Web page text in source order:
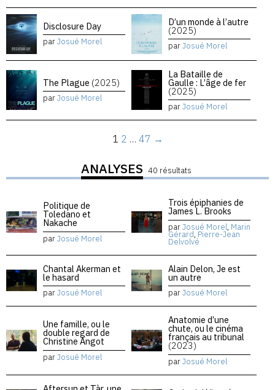
Disclosure Day
parJosué Morel
D’un monde à l’autre
(2025)
parJosué Morel
The Plague (2025)
parJosué Morel
La Bataille de
Gaulle : L’âge de fer
(2025)
parJosué Morel
1 2 … 47 →
ANALYSES 40 résultats
Politique de
Toledano et
Nakache
parJosué Morel
Trois épiphanies de
James L. Brooks
parJosué Morel, Marin
Gérard, Pierre-Jean
Delvolvé
Chantal Akerman et
le hasard
parJosué Morel
Alain Delon, Je est
un autre
parJosué Morel
Une famille, ou le
double regard de
Christine Angot
parJosué Morel
Anatomie d’une
chute, ou le cinéma
français au tribunal
(2023)
parJosué Morel